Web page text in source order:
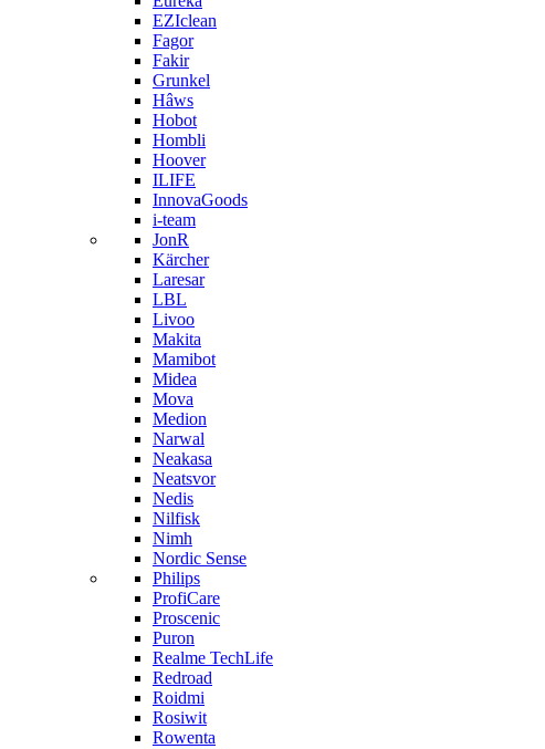
EZIclean
Fagor
Fakir
Grunkel
Hâws
Hobot
Hombli
Hoover
ILIFE
InnovaGoods
i-team
JonR
Kärcher
Laresar
LBL
Livoo
Makita
Mamibot
Midea
Mova
Medion
Narwal
Neakasa
Neatsvor
Nedis
Nilfisk
Nimh
Nordic Sense
Philips
ProfiCare
Proscenic
Puron
Realme TechLife
Redroad
Roidmi
Rosiwit
Rowenta